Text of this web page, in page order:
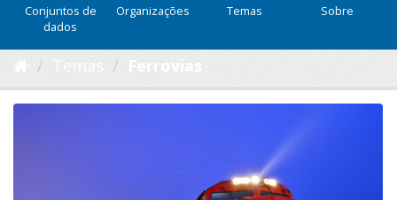
Conjuntos de
dados
Organizações Temas Sobre